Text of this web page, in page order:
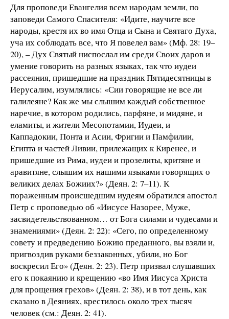
Для проповеди Евангелия всем народам земли, по
заповеди Самого Спасителя: «Идите, научите все
народы, крестя их во имя Отца и Сына и Святаго Духа,
уча их соблюдать все, что Я повелел вам» (Мф. 28: 19–
20), – Дух Святый ниспослал им среди Своих даров и
умение говорить на разных языках, так что иудеи
рассеяния, пришедшие на праздник Пятидесятницы в
Иерусалим, изумлялись: «Сии говорящие не все ли
галилеяне? Как же мы слышим каждый собственное
наречие, в котором родились, парфяне, и мидяне, и
еламиты, и жители Месопотамии, Иудеи, и
Каппадокии, Понта и Асии, Фригии и Памфилии,
Египта и частей Ливии, прилежащих к Киренее, и
пришедшие из Рима, иудеи и прозелиты, критяне и
аравитяне, слышим их нашими языками говорящих о
великих делах Божиих?» (Деян. 2: 7–11). К
пораженным происшедшим иудеям обратился апостол
Петр с проповедью об «Иисусе Назорее, Муже,
засвидетельствованном… от Бога силами и чудесами и
знамениями» (Деян. 2: 22): «Сего, по определенному
совету и предведению Божию преданного, вы взяли и,
пригвоздив руками беззаконных, убили, но Бог
воскресил Его» (Деян. 2: 23). Петр призвал слушавших
его к покаянию и крещению «во Имя Иисуса Христа
для прощения грехов» (Деян. 2: 38), и в тот день, как
сказано в Деяниях, крестилось около трех тысяч
человек (см.: Деян. 2: 41).